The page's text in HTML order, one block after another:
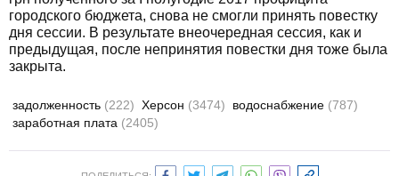
городского бюджета, снова не смогли принять повестку
дня сессии. В результате внеочередная сессия, как и
предыдущая, после непринятия повестки дня тоже была
закрыта.
задолженность (222) Херсон (3474) водоснабжение (787)
заработная плата (2405)